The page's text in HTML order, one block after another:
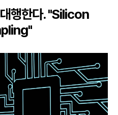
행한다. "Silicon